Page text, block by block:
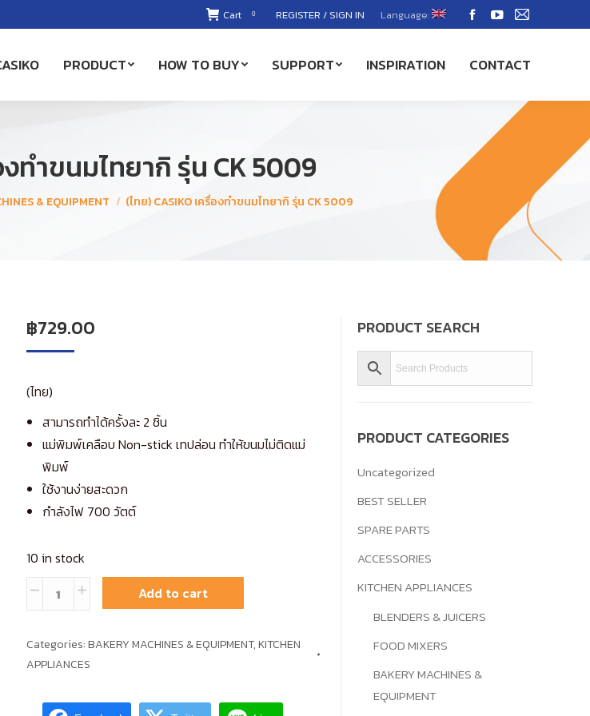
Cart 0 REGISTER / SIGN IN Language:
Facebook
opens
window
YouTube
opens
new
window
Mail
opens
new
PRODUCT HOW TO BUY SUPPORT INSPIRATION CONTACT
งทำขนมไทยากิ รุ่น CK 5009
& EQUIPMENT (ไทย) CASIKO เครื่องทำขนมไทยากิ รุ่น CK 5009
฿729.00
(ไทย)
สามารถทำได้ครั้งละ 2 ชิ้น
แม่พิมพ์เคลือบ Non-stick เทปล่อน ทำให้ขนมไม่ติดแม่
พิมพ์
ใช้งานง่ายสะดวก
กำลังไฟ 700 วัตต์
10 in stock
(ไทย)
CASIKO
ทำ
Add to cart
Categories:BAKERY MACHINES & EQUIPMENT,KITCHEN
APPLIANCES
PRODUCT SEARCH
PRODUCT CATEGORIES
Uncategorized
BEST SELLER
SPARE PARTS
ACCESSORIES
KITCHEN APPLIANCES
BLENDERS & JUICERS
FOOD MIXERS
BAKERY MACHINES &
EQUIPMENT